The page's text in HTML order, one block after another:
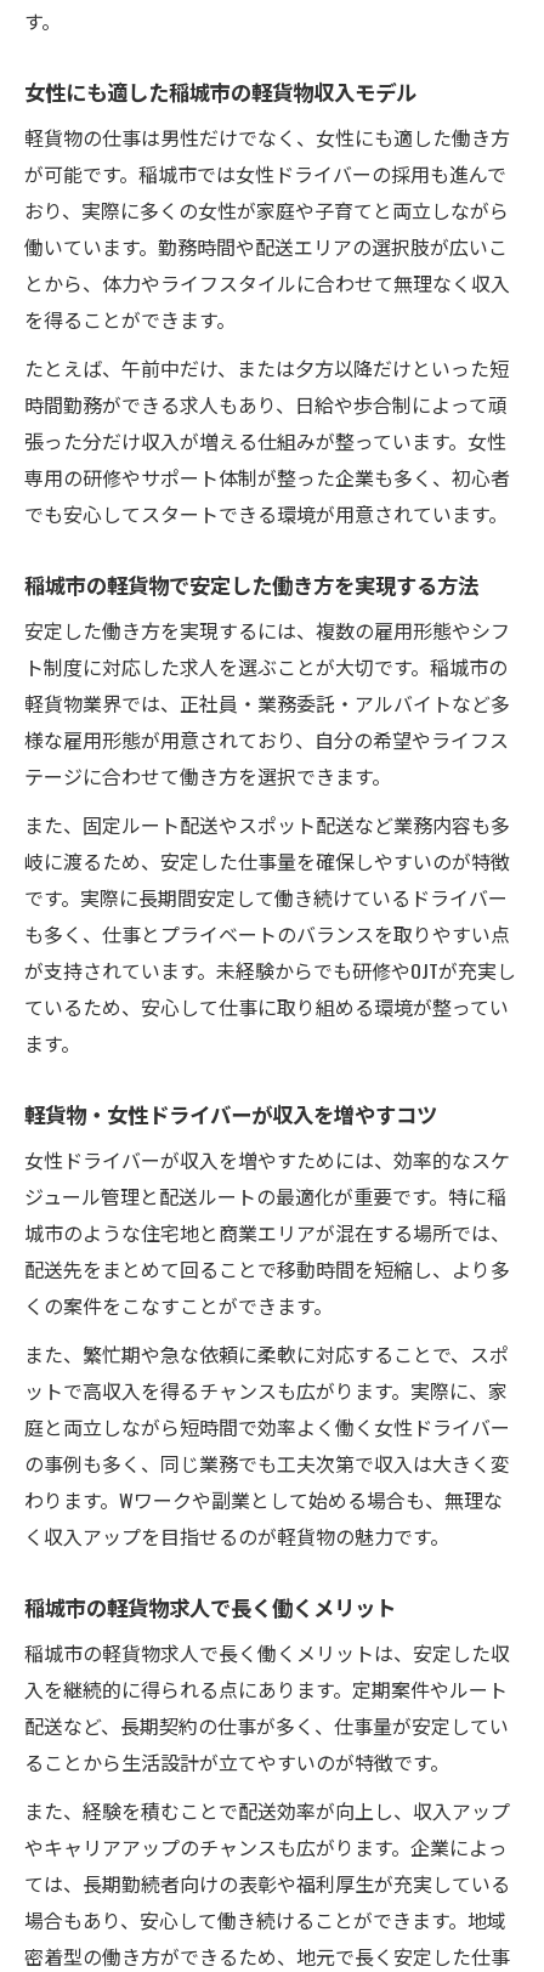
す。
女性にも適した稲城市の軽貨物収入モデル
軽貨物の仕事は男性だけでなく、女性にも適した働き方
が可能です。稲城市では女性ドライバーの採用も進んで
おり、実際に多くの女性が家庭や子育てと両立しながら
働いています。勤務時間や配送エリアの選択肢が広いこ
とから、体力やライフスタイルに合わせて無理なく収入
を得ることができます。
たとえば、午前中だけ、または夕方以降だけといった短
時間勤務ができる求人もあり、日給や歩合制によって頑
張った分だけ収入が増える仕組みが整っています。女性
専用の研修やサポート体制が整った企業も多く、初心者
でも安心してスタートできる環境が用意されています。
稲城市の軽貨物で安定した働き方を実現する方法
安定した働き方を実現するには、複数の雇用形態やシフ
ト制度に対応した求人を選ぶことが大切です。稲城市の
軽貨物業界では、正社員・業務委託・アルバイトなど多
様な雇用形態が用意されており、自分の希望やライフス
テージに合わせて働き方を選択できます。
また、固定ルート配送やスポット配送など業務内容も多
岐に渡るため、安定した仕事量を確保しやすいのが特徴
です。実際に長期間安定して働き続けているドライバー
も多く、仕事とプライベートのバランスを取りやすい点
が支持されています。未経験からでも研修やOJTが充実し
ているため、安心して仕事に取り組める環境が整ってい
ます。
軽貨物・女性ドライバーが収入を増やすコツ
女性ドライバーが収入を増やすためには、効率的なスケ
ジュール管理と配送ルートの最適化が重要です。特に稲
城市のような住宅地と商業エリアが混在する場所では、
配送先をまとめて回ることで移動時間を短縮し、より多
くの案件をこなすことができます。
また、繁忙期や急な依頼に柔軟に対応することで、スポ
ットで高収入を得るチャンスも広がります。実際に、家
庭と両立しながら短時間で効率よく働く女性ドライバー
の事例も多く、同じ業務でも工夫次第で収入は大きく変
わります。Wワークや副業として始める場合も、無理な
く収入アップを目指せるのが軽貨物の魅力です。
稲城市の軽貨物求人で長く働くメリット
稲城市の軽貨物求人で長く働くメリットは、安定した収
入を継続的に得られる点にあります。定期案件やルート
配送など、長期契約の仕事が多く、仕事量が安定してい
ることから生活設計が立てやすいのが特徴です。
また、経験を積むことで配送効率が向上し、収入アップ
やキャリアアップのチャンスも広がります。企業によっ
ては、長期勤続者向けの表彰や福利厚生が充実している
場合もあり、安心して働き続けることができます。地域
密着型の働き方ができるため、地元で長く安定した仕事